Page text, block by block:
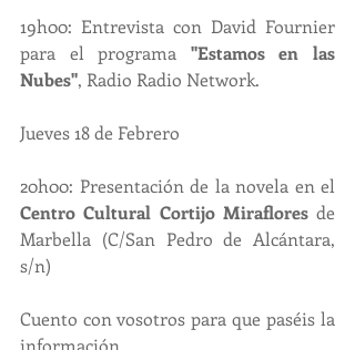
19h00: Entrevista con David Fournier
para el programa "Estamos en las
Nubes", Radio Radio Network.
Jueves 18 de Febrero
Centro Cultural Cortijo Miraflores de
Marbella (C/San Pedro de Alcántara,
s/n)
Cuento con vosotros para que paséis la
información.